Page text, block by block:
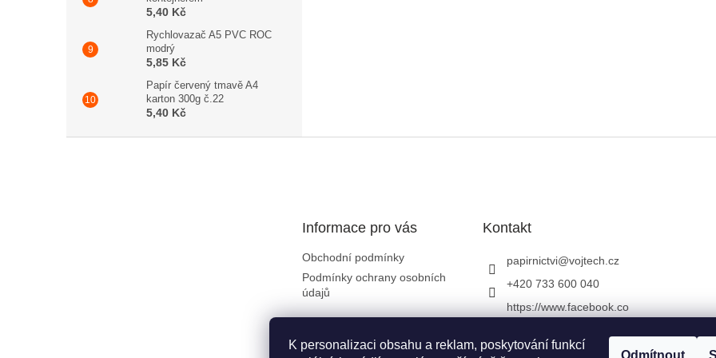
K personalizaci obsahu a reklam, poskytování funkcí
Odmítnout
5,40 Kč
Rychlovazač A5 PVC ROC
modrý
5,85 Kč
Papír červený tmavě A4
karton 300g č.22
5,40 Kč
Informace pro vás
Obchodní podmínky
Podmínky ochrany osobních
údajů
Kontakt
papirnictvi@vojtech.cz
+420 733 600 040
https://www.facebook.co
papirnictvivojtech/